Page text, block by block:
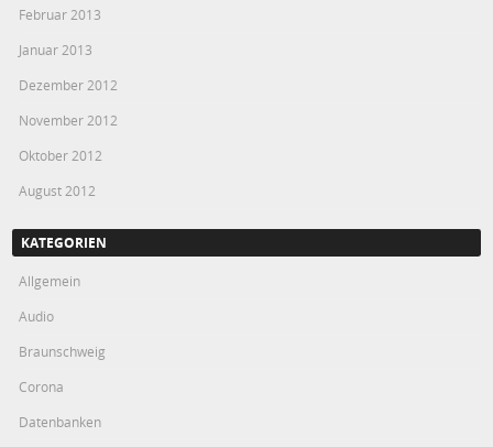
Februar 2013
Januar 2013
Dezember 2012
November 2012
Oktober 2012
August 2012
KATEGORIEN
Allgemein
Audio
Braunschweig
Corona
Datenbanken